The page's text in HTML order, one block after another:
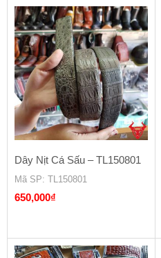
là:
700,000₫.
tại
là:
650,000₫.
Dây Nịt Cá Sấu – TL150801
Mã SP: TL150801
650,000₫